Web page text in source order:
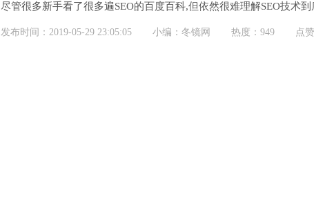
尽管很多新手看了很多遍SEO的百度百科,但依然很难理解SEO技术
子,假如你是做SEO技术的,...
发布时间：2019-05-29 23:05:05 小编：冬镜网 热度：949 点